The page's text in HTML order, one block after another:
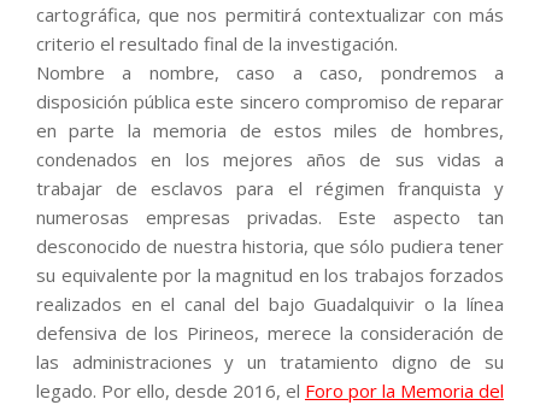
cartográfica, que nos permitirá contextualizar con más
criterio el resultado final de la investigación.
Nombre a nombre, caso a caso, pondremos a
disposición pública este sincero compromiso de reparar
en parte la memoria de estos miles de hombres,
condenados en los mejores años de sus vidas a
trabajar de esclavos para el régimen franquista y
numerosas empresas privadas. Este aspecto tan
desconocido de nuestra historia, que sólo pudiera tener
su equivalente por la magnitud en los trabajos forzados
realizados en el canal del bajo Guadalquivir o la línea
defensiva de los Pirineos, merece la consideración de
las administraciones y un tratamiento digno de su
legado. Por ello, desde 2016, el Foro por la Memoria del